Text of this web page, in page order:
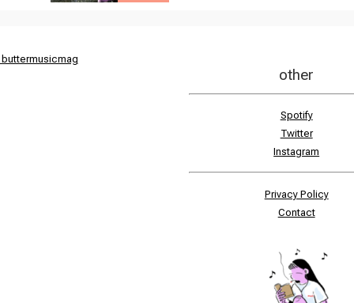
other
Spotify
Twitter
Instagram
Privacy Policy
Contact